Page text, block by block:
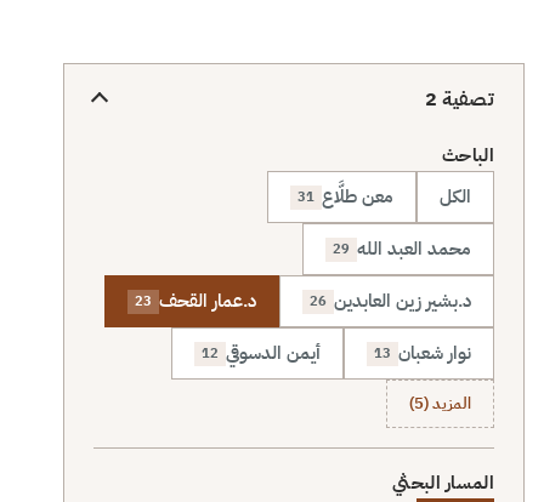
تصفية 2
الباحث
الكل
معن طلَّاع 31
محمد العبد الله 29
د.بشير زين العابدين 26 د.عمار القحف 23
نوار شعبان 13 أيمن الدسوقي 12
المزيد (5)
المسار البحثي